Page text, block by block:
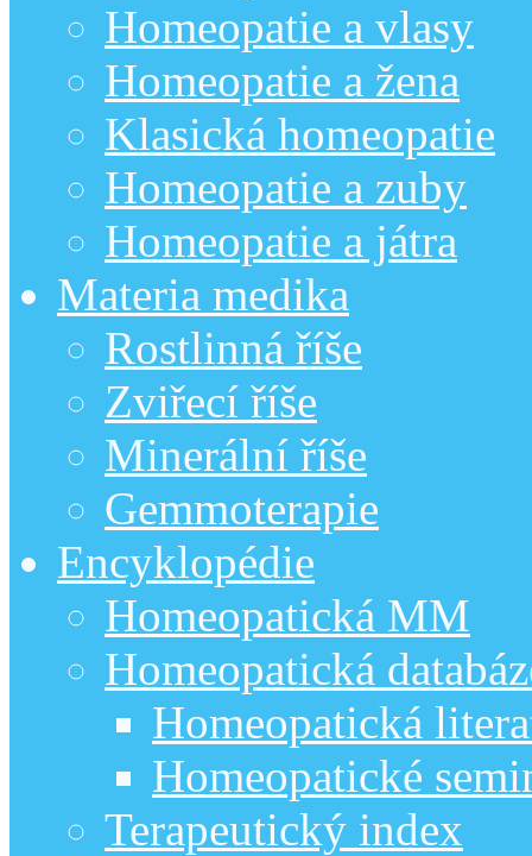
Homeopatie a vlasy
Homeopatie a žena
Klasická homeopatie
Homeopatie a zuby
Homeopatie a játra
Materia medika
Rostlinná říše
Zviřecí říše
Minerální říše
Gemmoterapie
Encyklopédie
Homeopatická MM
Homeopatická
Homeopatická
Homeopatické
Terapeutický index